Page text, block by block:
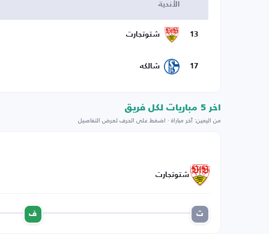
الأندية
13 شتوتجارت
17 شالكه
اخر 5 مباريات لكل فريق
من اليمين: آخر مباراة · اضغط على الحرف لعرض التفاصيل
شتوتجارت
ت ف